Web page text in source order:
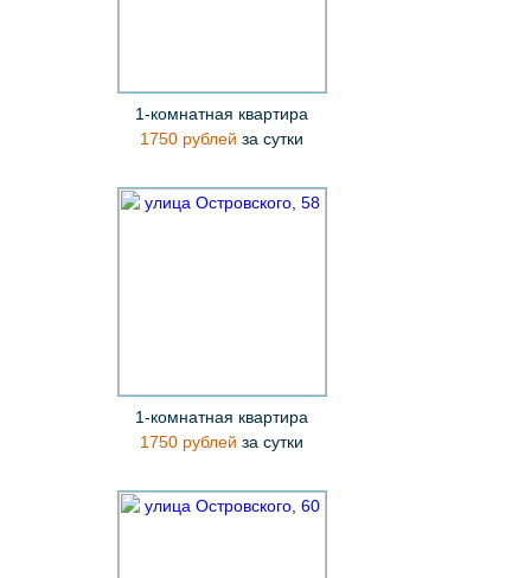
1-комнатная квартира
1750 рублей за сутки
1-комнатная квартира
1750 рублей за сутки